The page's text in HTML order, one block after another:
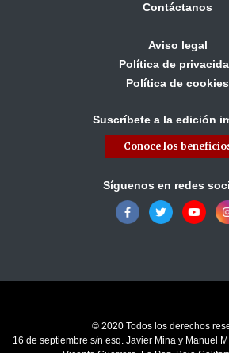
Contáctanos
Aviso legal
Política de
Política de cookies
Suscríbete a la edición
Conoce los
Síguenos en redes
© 2020 Todos los derechos
16 de septiembre s/n esq. Javier Mina y Manuel